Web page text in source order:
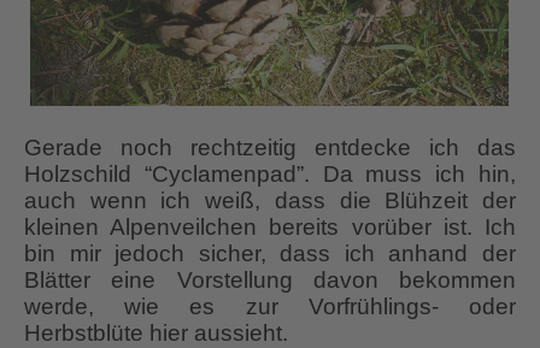
Gerade noch rechtzeitig entdecke ich das
Holzschild “Cyclamenpad”. Da muss ich hin,
auch wenn ich weiß, dass die Blühzeit der
kleinen Alpenveilchen bereits vorüber ist. Ich
bin mir jedoch sicher, dass ich anhand der
Blätter eine Vorstellung davon bekommen
werde, wie es zur Vorfrühlings- oder
Herbstblüte hier aussieht.